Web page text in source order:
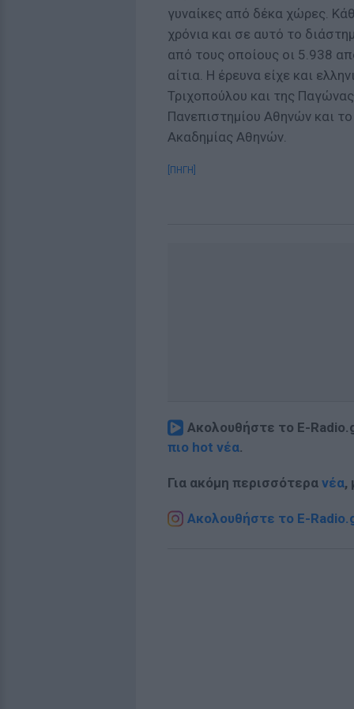
γυναίκες από δέκα χώρες.
χρόνια και σε αυτό το
από τους οποίους οι 5.938
αίτια. Η έρευνα είχε και
Τριχοπούλου και της
Πανεπιστημίου Αθηνών και
Ακαδημίας Αθηνών.
[ΠΗΓΗ]
Ακολουθήστε το E-
πιο hot νέα.
Για ακόμη περισσότερα νέα,
Ακολουθήστε το E-